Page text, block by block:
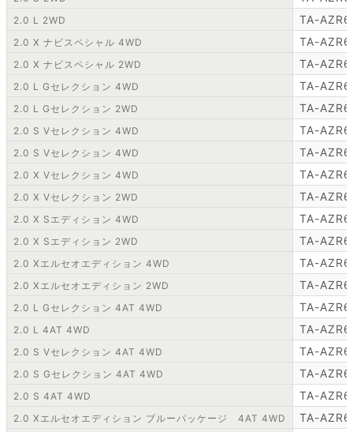
2.0 L 2WD TA-
2.0 X ナビスペシャル 4WD TA-
2.0 X ナビスペシャル 2WD TA-
2.0 L Gセレクション 4WD TA-
2.0 L Gセレクション 2WD TA-
2.0 S Vセレクション 4WD TA-
2.0 S Vセレクション 4WD TA-
2.0 X Vセレクション 4WD TA-
2.0 X Vセレクション 2WD TA-
2.0 X Sエディション 4WD TA-
2.0 X Sエディション 2WD TA-
2.0 Xエルセオエディション 4WD TA-
2.0 Xエルセオエディション 2WD TA-
2.0 L Gセレクション 4AT 4WD TA-
2.0 L 4AT 4WD TA-
2.0 S Vセレクション 4AT 4WD TA-
2.0 S Gセレクション 4AT 4WD TA-
2.0 S 4AT 4WD TA-
2.0 Xエルセオエディション ブルーパッケージ 4AT 4WD TA-